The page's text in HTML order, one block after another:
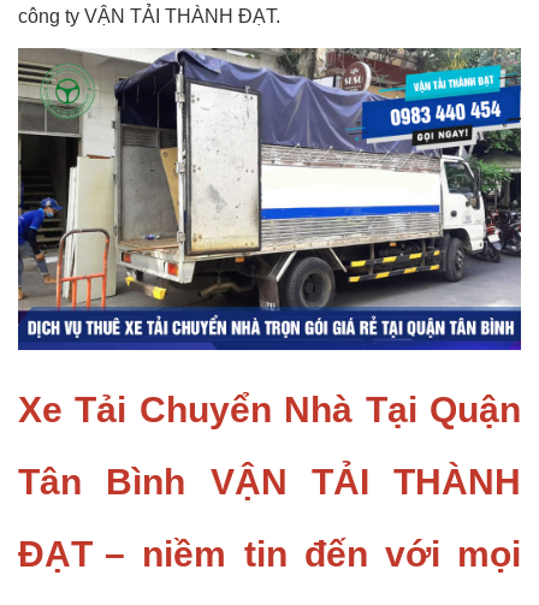
công ty VẬN TẢI THÀNH ĐẠT.
Xe Tải Chuyển Nhà Tại Quận
Tân Bình VẬN TẢI THÀNH
ĐẠT – niềm tin đến với mọi